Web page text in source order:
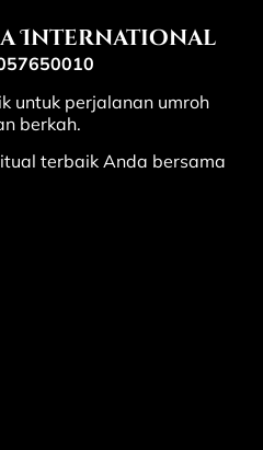
International
untuk perjalanan umroh
berkah.
terbaik Anda bersama